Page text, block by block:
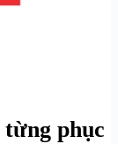
từng phục